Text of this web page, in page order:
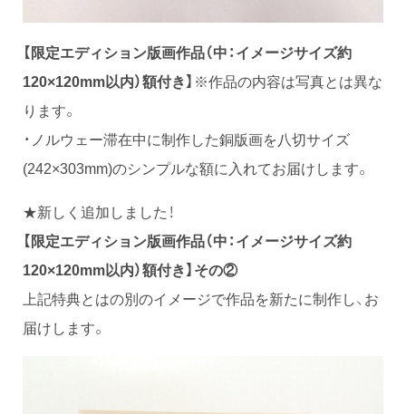
【限定エディション版画作品（中：イメージサイズ約
120×120mm以内）額付き】 ※作品の内容は写真とは異な
ります。
・ノルウェー滞在中に制作した銅版画を八切サイズ
(242×303mm)のシンプルな額に入れてお届けします。
★新しく追加しました！
【限定エディション版画作品（中：イメージサイズ約
120×120mm以内）額付き】その②
上記特典とはの別のイメージで作品を新たに制作し、お
届けします。